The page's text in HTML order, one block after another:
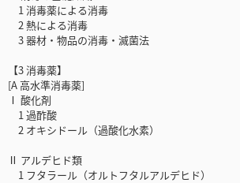
1 消毒薬による消毒
2 熱による消毒
3 器材・物品の消毒・滅菌法
【3 消毒薬】
[A 高水準消毒薬]
Ⅰ 酸化剤
1 過酢酸
2 オキシドール（過酸化水素）
Ⅱ アルデヒド類
1 フタラール（オルトフタルアルデヒド）